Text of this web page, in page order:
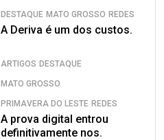
DESTAQUE MATO GROSSO REDES
A Deriva é um dos custos.
ARTIGOS DESTAQUE
MATO GROSSO
PRIMAVERA DO LESTE REDES
A prova digital entrou
definitivamente nos.